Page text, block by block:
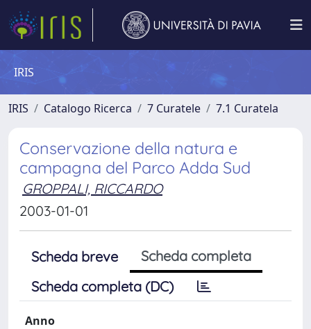
IRIS
IRIS Catalogo Ricerca 7 Curatele 7.1 Curatela
Conservazione della natura e
campagna del Parco Adda Sud
GROPPALI, RICCARDO
2003-01-01
Scheda breve
Scheda completa
Scheda completa (DC)
Anno